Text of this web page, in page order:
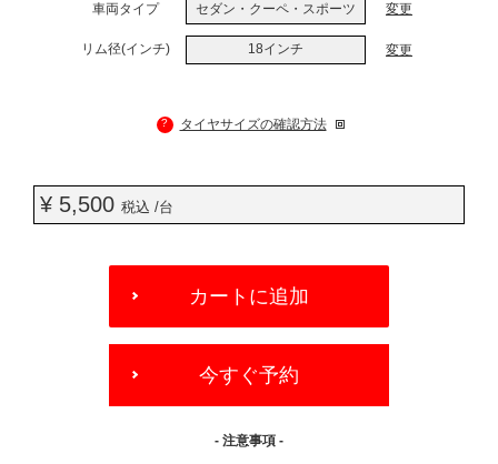
車両タイプ セダン・クーペ・スポーツ 変更
リム径(インチ) 18インチ 変更
? タイヤサイズの確認方法
¥ 5,500 税込 /台
OPTIONS
カートに追加
今すぐ予約
- 注意事項 -